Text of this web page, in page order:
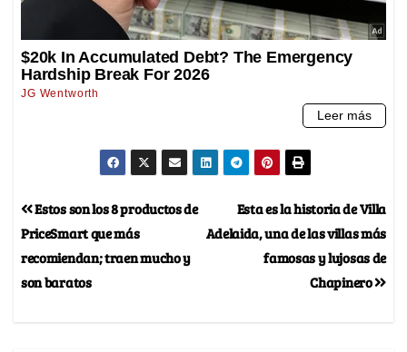
Esta es la historia de Villa
Adelaida, una de las villas más
famosas y lujosas de
Chapinero
Estos son los 8 productos de
PriceSmart que más
recomiendan; traen mucho y
son baratos